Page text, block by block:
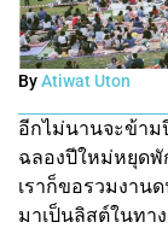
ByAtiwat Uton
อีกไม่นานจะข้าม
ฉลองปีใหม่หยุดพั
เราก็ขอรวมงาน
มาเป็นลิสต์ในทา